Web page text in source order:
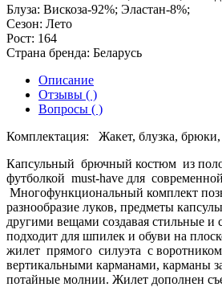
Блуза: Вискоза-92%; Эластан-8%;
Сезон: Лето
Рост: 164
Страна бренда: Беларусь
Описание
Отзывы ( )
Вопросы ( )
Комплектация: Жакет, блузка, брюки,
Капсульный брючный костюм из
футболкой must-have для
Многофункциональный комплект
разнообразие луков, предметы
другими вещами создавая стильные и
подходит для шпилек и обуви на
жилет прямого силуэта с
вертикальными карманами, карманы
потайные молнии. Жилет дополнен